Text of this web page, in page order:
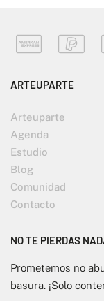
ARTEUPARTE
Arteuparte
Agenda
Estudio
Blog
Comunidad
Contacto
NO TE PIERDAS
Prometemos no
basura. ¡Solo